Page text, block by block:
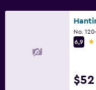
6,9
2
$52